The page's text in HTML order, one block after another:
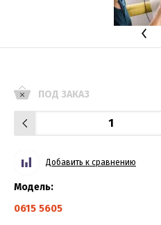
ПОД ЗАКАЗ
Добавить к сравнению
Модель:
0615 5605